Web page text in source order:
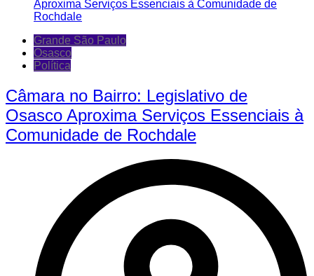
Grande São Paulo
Osasco
Política
Câmara no Bairro: Legislativo de
Osasco Aproxima Serviços Essenciais à
Comunidade de Rochdale